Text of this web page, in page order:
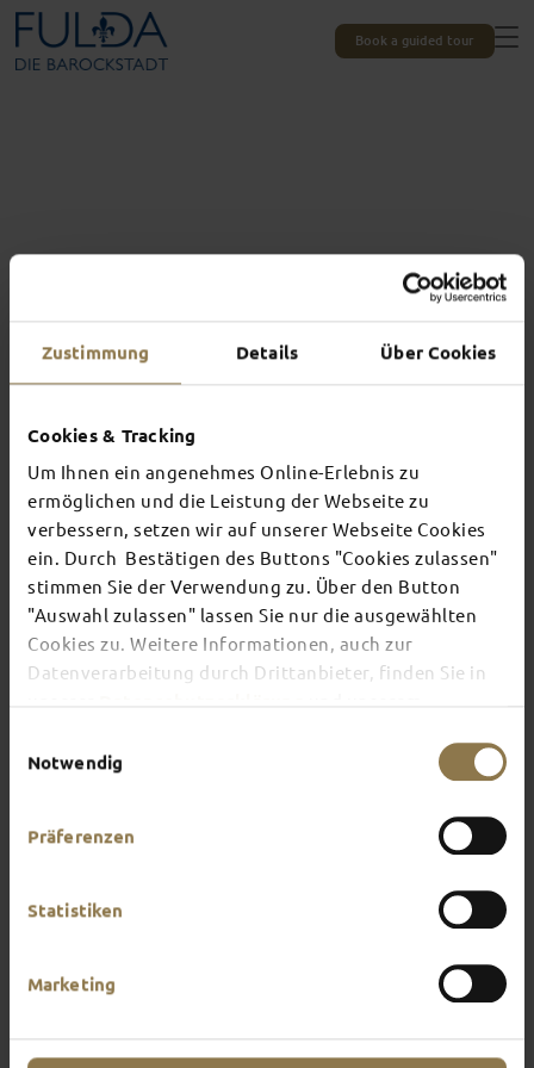
Zustimmung Details Über Cookies
Cookies & Tracking
Um Ihnen ein angenehmes Online-Erlebnis zu
ermöglichen und die Leistung der Webseite zu
verbessern, setzen wir auf unserer Webseite Cookies
ein. Durch Bestätigen des Buttons "Cookies zulassen"
stimmen Sie der Verwendung zu. Über den Button
"Auswahl zulassen" lassen Sie nur die ausgewählten
Cookies zu. Weitere Informationen, auch zur
Datenverarbeitung durch Drittanbieter, finden Sie in
Notwendig
Präferenzen
Statistiken
Marketing
Book a guided tour
Experiences unique to Fulda
TOP EVENTS
There's always something going on in Fulda:
whether it's a concert, a musical, a fun-filled
guided tour or a theatre performance – this is the
place to discover the current events and